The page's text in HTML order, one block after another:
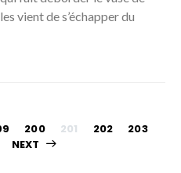
vient de s’échapper du
PAGINATION
DES
200 201 202
203
NEXT